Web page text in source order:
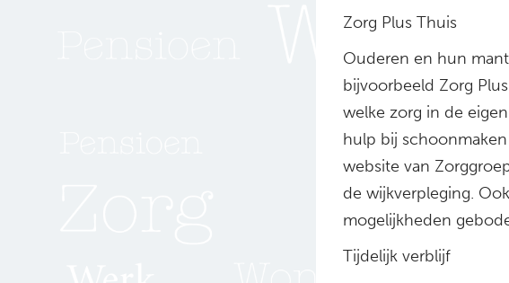
Zorg Plus Thuis
Ouderen en hun
bijvoorbeeld Zorg
welke zorg in de
hulp bij
website van
de wijkverpleging.
mogelijkheden
Tijdelijk verblijf